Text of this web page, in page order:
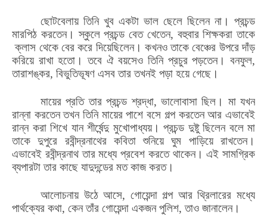
ছোটবেলায় তিনি খুব একটা ভাল ছেলে ছিলেন না। প্রচন্ড
মারপিঠ করতেন। স্কুলে প্রচন্ড বেত খেতেন, বহুবার শিক্ষকরা তাকে
ক্লাস থেকে বের করে দিয়েছিলেন। কখনও তাকে বেঞ্চের উপরে দাঁড়
করিয়ে রাখা হতো। তবে ঐ বয়সেও তিনি প্রচুর পড়তেন। বনফুল,
তারাশঙ্কর, বিভুতিভূষণ এসব তার তখনই পড়া হয়ে গেছে।
মায়ের প্রতি তার প্রচন্ড শ্রদ্ধা, ভালোবাসা ছিল। মা যখন
রান্না করতেন তখন তিনি মায়ের পাশে বসে গল্প করতেন আর এভাবেই
রান্ন করা শিখে যান শীর্ষেন্দু মুখোপাধ্যয়। প্রচন্ড দুষ্টু ছিলেন বলে মা
তাকে দুপুরে রবীন্দ্রনাথের কবিতা শুনিয়ে ঘুম পাড়িয়ে রাখতেন।
এভাবেই রবীন্দ্রনাথ তার মধ্যে প্রবেশ করতে থাকেন। এই সামগ্রিক
ব্যপারটা তার কাছে যাদুদন্ডের মত কাজ করত।
আলোচনায় উঠেআসে, গোয়েন্দা গল্প আর থ্রিলারের মধ্যে
পার্থক্যের কথা, কেন তাঁর গোয়েন্দা একজন পুলিশ,তাও জানালেন।